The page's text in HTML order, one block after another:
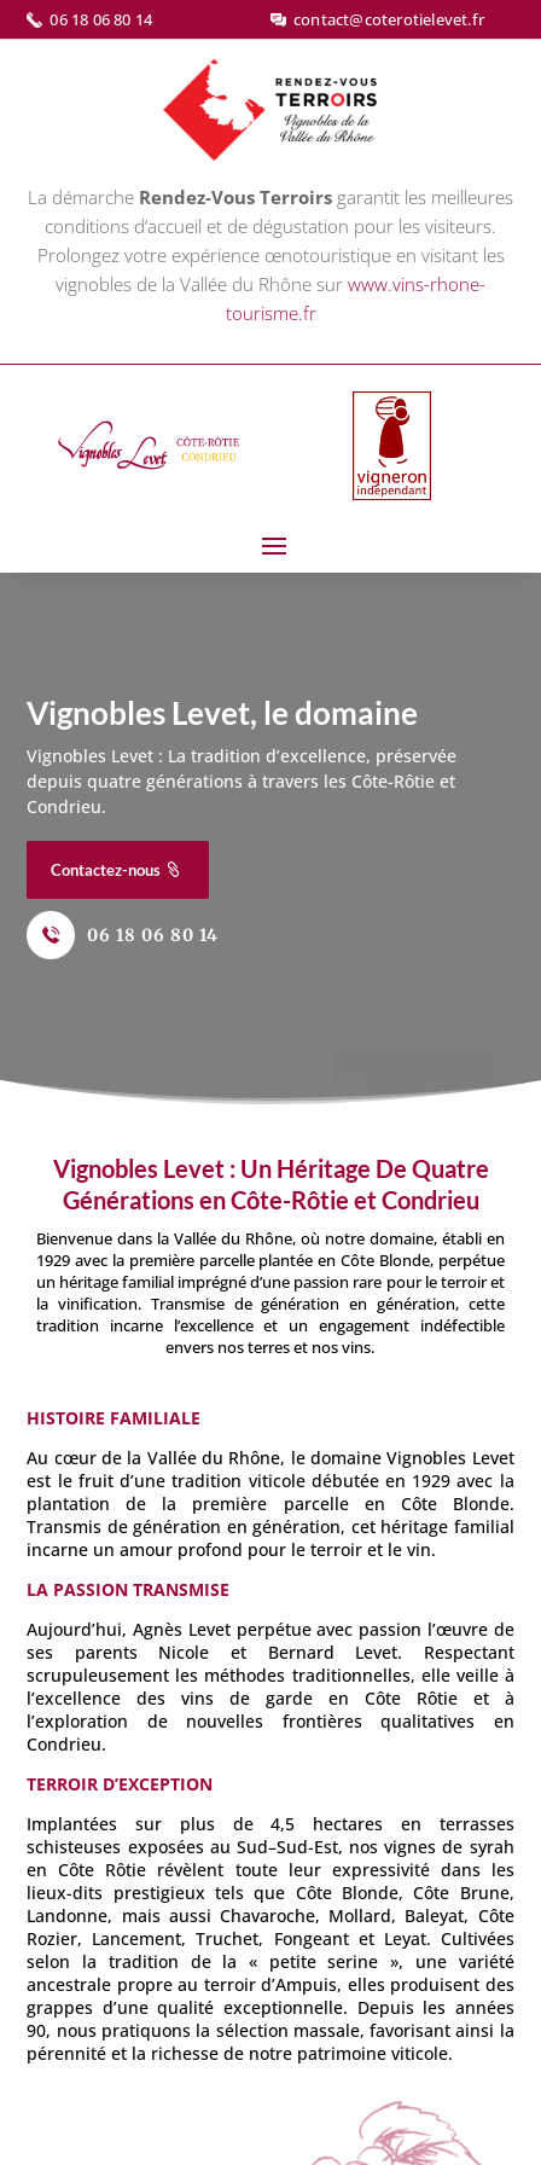
06 18 06 80 14 contact@coterotielevet.fr
La démarche Rendez-Vous Terroirs garantit les meilleures
conditions d’accueil et de dégustation pour les visiteurs.
Prolongez votre expérience œnotouristique en visitant les
vignobles de la Vallée du Rhône sur www.vins-rhone-
tourisme.fr
Vignobles Levet, le domaine
Vignobles Levet : La tradition d’excellence, préservée
depuis quatre générations à travers les Côte-Rôtie et
Condrieu.
Contactez-nous
06 18 06 80 14
Vignobles Levet: Un Héritage De Quatre
Générations en Côte-Rôtie et Condrieu
Bienvenue dans la Vallée du Rhône, où notre domaine, établi en
1929 avec la première parcelle plantée en Côte Blonde, perpétue
un héritage familial imprégné d’une passion rare pour le terroir et
la vinification. Transmise de génération en génération, cette
tradition incarne l’excellence et un engagement indéfectible
envers nos terres et nos vins.
HISTOIRE FAMILIALE
Au cœur de la Vallée du Rhône, le domaine Vignobles Levet
est le fruit d’une tradition viticole débutée en 1929 avec la
plantation de la première parcelle en Côte Blonde.
Transmis de génération en génération, cet héritage familial
incarne un amour profond pour le terroir et le vin.
LA PASSION TRANSMISE
Aujourd’hui, Agnès Levet perpétue avec passion l’œuvre de
ses parents Nicole et Bernard Levet. Respectant
scrupuleusement les méthodes traditionnelles, elle veille à
l’excellence des vins de garde en Côte Rôtie et à
l’exploration de nouvelles frontières qualitatives en
Condrieu.
TERROIR D’EXCEPTION
Implantées sur plus de 4,5 hectares en terrasses
schisteuses exposées au Sud–Sud-Est, nos vignes de syrah
en Côte Rôtie révèlent toute leur expressivité dans les
lieux-dits prestigieux tels que Côte Blonde, Côte Brune,
Landonne, mais aussi Chavaroche, Mollard, Baleyat, Côte
Rozier, Lancement, Truchet, Fongeant et Leyat. Cultivées
selon la tradition de la « petite serine », une variété
ancestrale propre au terroir d’Ampuis, elles produisent des
grappes d’une qualité exceptionnelle. Depuis les années
90, nous pratiquons la sélection massale, favorisant ainsi la
pérennité et la richesse de notre patrimoine viticole.